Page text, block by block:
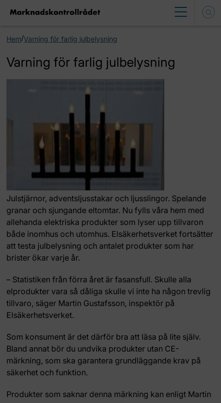
Hem/Varning för farlig julbelysning
Varning för farlig julbelysning
Julstjärnor, adventsljusstakar och ljusslingor. Spelande
granar och sjungande eltomtar. Nu fylls våra hem med
allehanda elektriska produkter som lyser upp tillvaron
både inomhus och utomhus. Elsäkerhetsverket fortsätter
att testa julbelysning och antalet produkter som har
brister ökar varje år.
– Statistiken från förra året är fasansfull. Skulle alla
elprodukter vara så dåliga skulle vi inte ha någon trevlig
tillvaro, säger Martin Gustafsson, inspektör på
Elsäkerhetsverket.
Som konsument är det därför bra att läsa på lite själv.
Bland annat bör du undvika produkter utan CE-
märkning, som ska garantera grundläggande krav på
säkerhet och funktion.
Produkter som saknar denna märkning kan enligt Martin